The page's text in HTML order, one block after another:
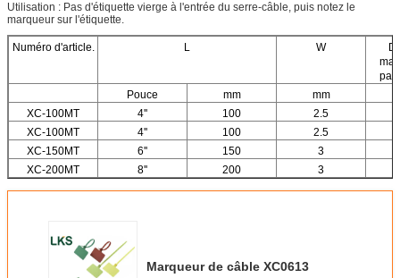
Utilisation : Pas d'étiquette vierge à l'entrée du serre-câble, puis notez le
marqueur sur l'étiquette.
Numéro d'article. L W
Pouce
mm
mm
XC-100MT
4'' 100
2.5
XC-100MT
4'' 100
2.5
XC-150MT
6'' 150
3
XC-200MT
8'' 200 3
Marqueur de câble XC0613